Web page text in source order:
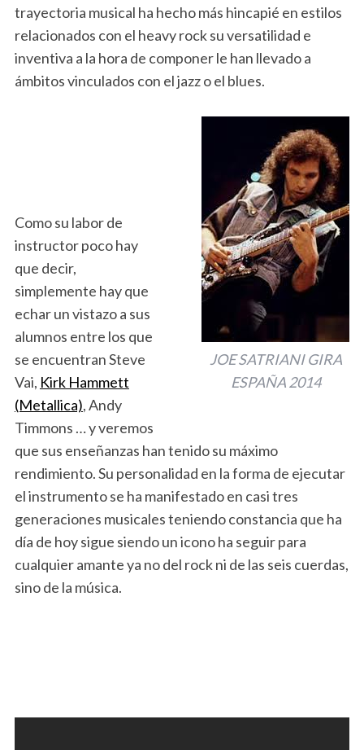
trayectoria musical ha hecho más hincapié en estilos
relacionados con el heavy rock su versatilidad e
inventiva a la hora de componer le han llevado a
ámbitos vinculados con el jazz o el blues.
JOE SATRIANI GIRA
ESPAÑA 2014
Como su labor de
instructor poco hay
que decir,
simplemente hay que
echar un vistazo a sus
alumnos entre los que
se encuentran Steve
Vai, Kirk Hammett
(Metallica), Andy
Timmons … y veremos
que sus enseñanzas han tenido su máximo
rendimiento. Su personalidad en la forma de ejecutar
el instrumento se ha manifestado en casi tres
generaciones musicales teniendo constancia que ha
día de hoy sigue siendo un icono ha seguir para
cualquier amante ya no del rock ni de las seis cuerdas,
sino de la música.